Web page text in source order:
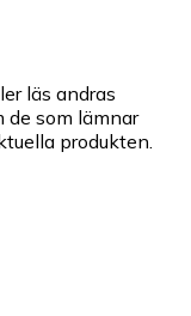
läs andras
de som lämnar
produkten.